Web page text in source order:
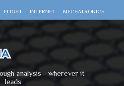
FLIGHT INTERNET MECHATRONICS
analysis - wherever it
leads